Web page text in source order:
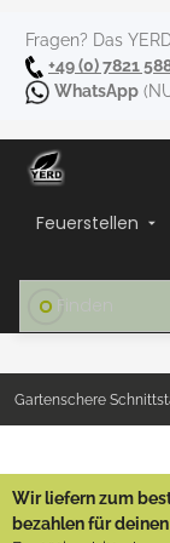
Fragen? Das
+49 (0) 7821
WhatsApp
Feuerstellen
Gartenschere
Wir liefern zum
bezahlen für